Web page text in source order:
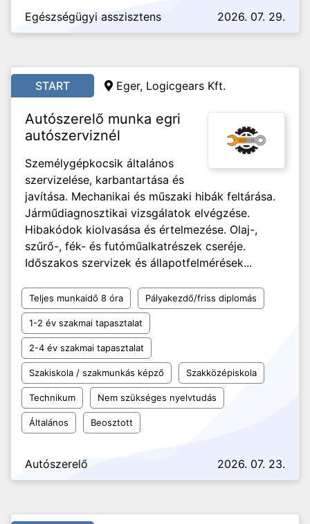
Egészségügyi asszisztens 2026. 07. 29.
START Eger, Logicgears Kft.
Autószerelő munka egri
autószerviznél
Személygépkocsik általános
szervizelése, karbantartása és
javítása. Mechanikai és műszaki hibák feltárása.
Járműdiagnosztikai vizsgálatok elvégzése.
Hibakódok kiolvasása és értelmezése. Olaj-,
szűrő-, fék- és futóműalkatrészek cseréje.
Időszakos szervizek és állapotfelmérések...
Teljes munkaidő 8 óra Pályakezdő/friss diplomás
1-2 év szakmai tapasztalat
2-4 év szakmai tapasztalat
Szakiskola / szakmunkás képző Szakközépiskola
Technikum Nem szükséges nyelvtudás
Általános Beosztott
Autószerelő 2026. 07. 23.